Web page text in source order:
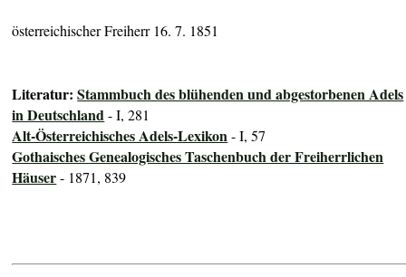
österreichischer Freiherr 16. 7. 1851
Literatur:Stammbuch des blühenden und abgestorbenen Adels
in Deutschland- I, 281
Alt-Österreichisches Adels-Lexikon- I, 57
Gothaisches Genealogisches Taschenbuch der Freiherrlichen
Häuser- 1871, 839